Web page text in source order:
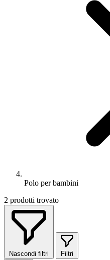
Polo per bambini
2 prodotti trovato
Nascondi filtri
Filtri